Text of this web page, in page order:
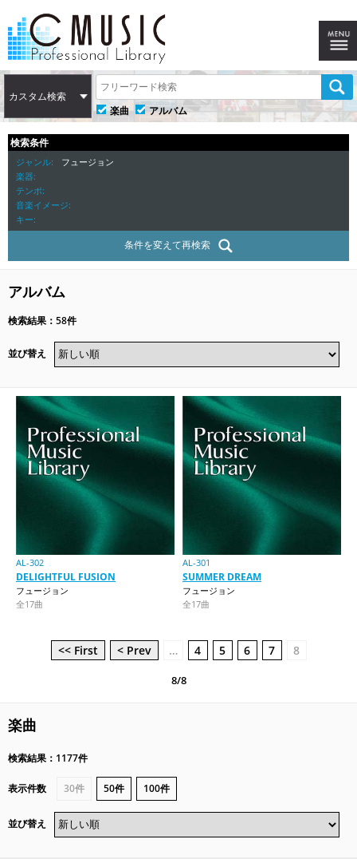
カスタム検索
楽曲
アルバム
検索条件
ジャンル
フュージョン
楽器
テンポ
音楽イメージ
キー
条件を変えて再検索
アルバム
検索結果：58件
並び替え
AL-302
DELIGHTFUL FUSION
フュージョン
全17曲
AL-301
SUMMER DREAM
フュージョン
全17曲
<< First < Prev … 4 5 6 7 8
8/8
楽曲
検索結果：1177件
表示件数 30件 50件 100件
並び替え